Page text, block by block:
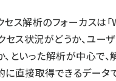
ス解析のフォーカスは「
セス状況がどうか、ユー
、といった解析が中心で
に直接取得できるデータ